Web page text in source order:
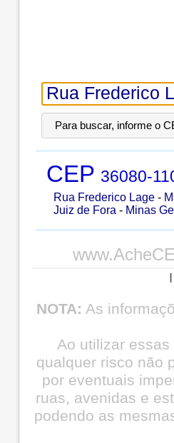
Para buscar, informe o
CEP 36080-
Rua Frederico Lage-
Juiz de Fora - Minas
NOTA: As
Ao utilizar
qualquer risco não
por eventuais
ruas, avenidas e
podendo as